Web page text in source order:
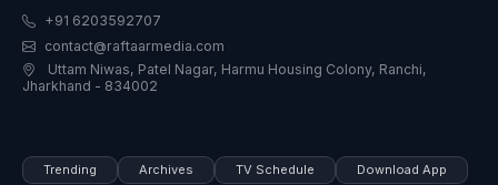
+91 6203592707
contact@raftaarmedia.com
Uttam Niwas, Patel Nagar, Harmu Housing Colony, Ranchi,
Jharkhand - 834002
Trending Archives TV Schedule Download App